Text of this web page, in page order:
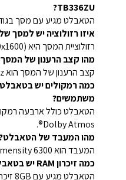
TB336ZU?
הטאבלט מגיע עם מסך בגודל 11
איזו רזולוציה יש למסך
רזולוציית המסך היא 2.5K (2560x1600).
מהו קצב הרענון של
קצב הרענון של המסך הוא 90Hz.
כמה רמקולים יש בטאבלט
משתמשים?
הטאבלט כולל ארבעה
Dolby Atmos®.
מהו המעבד של
המעבד הוא MediaTek Dimensity 6300 עם 8 ליבות.
כמה זיכרון RAM יש בטאבלט?
הטאבלט מגיע עם 8GB זיכרון RAM מסוג LPDDR4x.